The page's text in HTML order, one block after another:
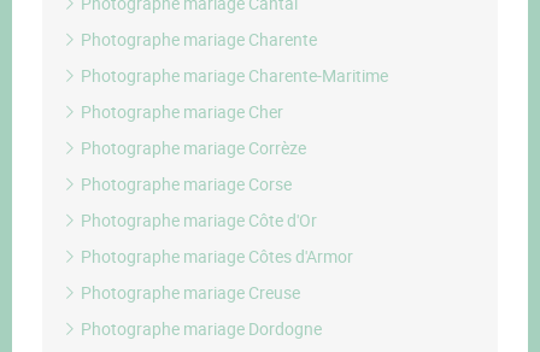
Photographe mariage Charente
Photographe mariage Charente-Maritime
Photographe mariage Cher
Photographe mariage Corrèze
Photographe mariage Corse
Photographe mariage Côte d'Or
Photographe mariage Côtes d'Armor
Photographe mariage Creuse
Photographe mariage Dordogne